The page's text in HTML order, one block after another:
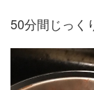
50分間じっく